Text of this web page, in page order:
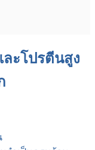
ะโปรตีนสูง